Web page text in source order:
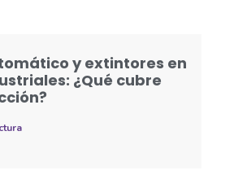
y extintores en
¿Qué cubre